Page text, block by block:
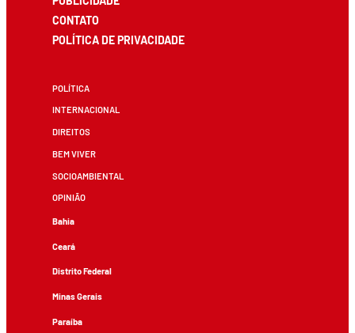
CONTATO
POLÍTICA DE PRIVACIDADE
POLÍTICA
INTERNACIONAL
DIREITOS
BEM VIVER
SOCIOAMBIENTAL
OPINIÃO
Bahia
Ceará
Distrito Federal
Minas Gerais
Paraíba